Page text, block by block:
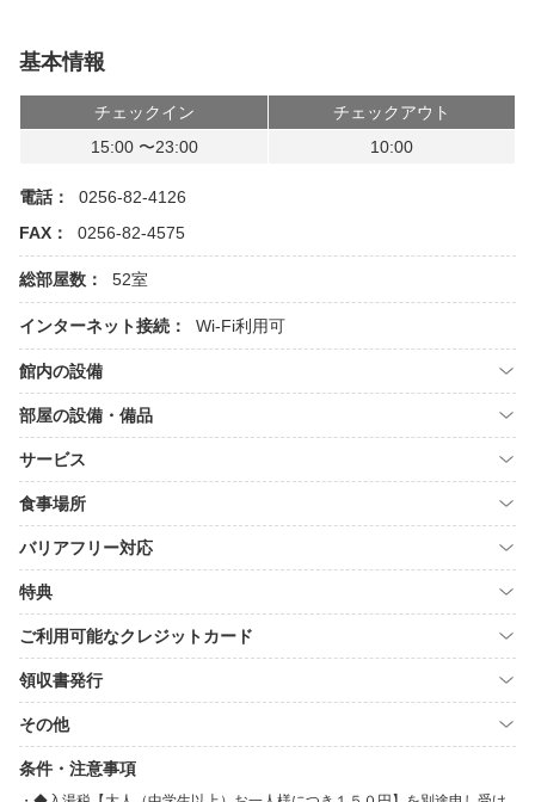
基本情報
チェックイン
チェックアウト
15:00 〜23:00
10:00
電話：
0256-82-4126
FAX：
0256-82-4575
総部屋数： 52室
インターネット接続： Wi-Fi利用可
館内の設備
部屋の設備・備品
サービス
食事場所
バリアフリー対応
特典
ご利用可能なクレジットカード
領収書発行
その他
条件・注意事項